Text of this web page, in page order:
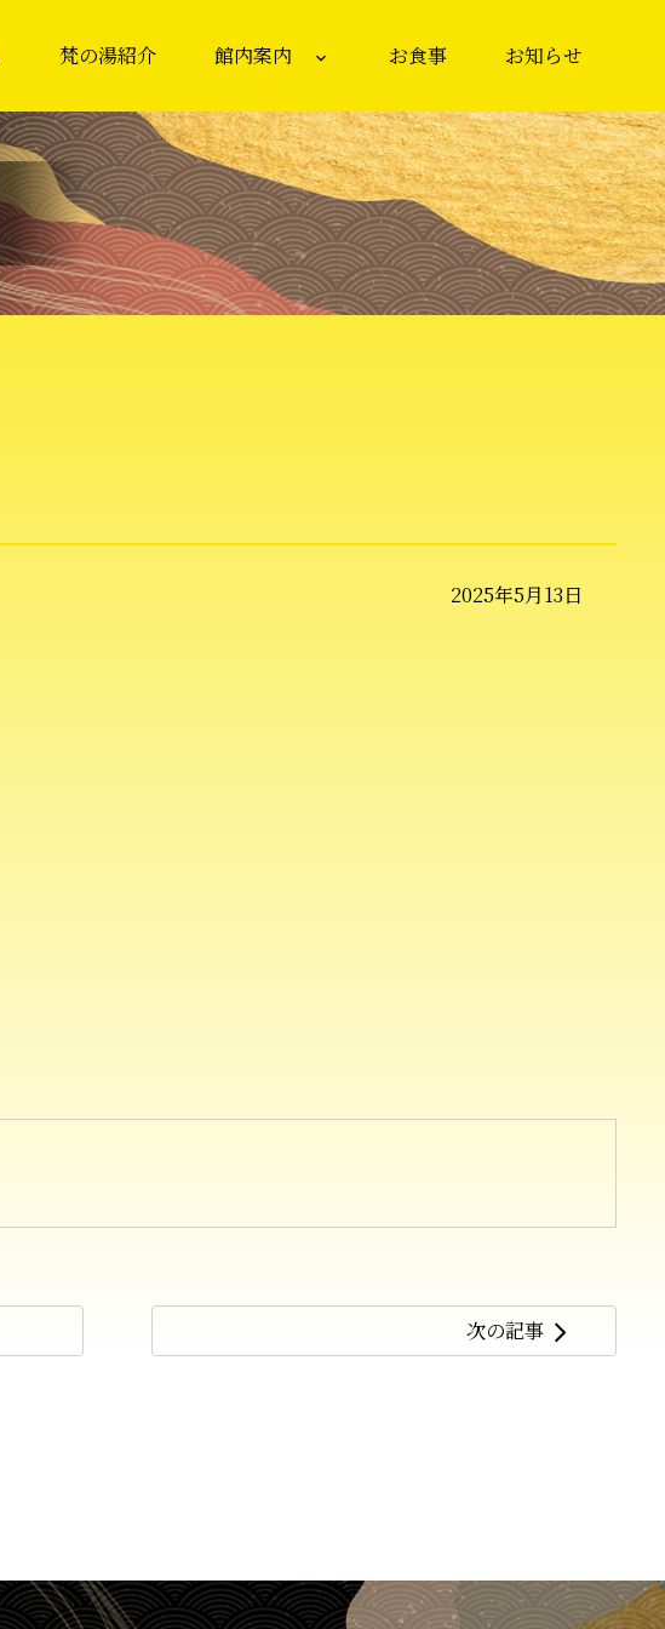
梵の湯紹介 館内案内 お食事 お知らせ
2025年5月13日
次の記事 arrow_forward_ios